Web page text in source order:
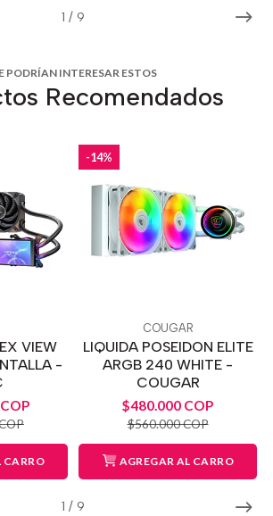
1 / 9
PODRÍAN INTERESAR ESTOS
Recomendados
1 / 9
VIEW
-
CARRO
-14%
COUGAR
LIQUIDA POSEIDON ELITE
ARGB 240 WHITE -
COUGAR
$480.000 COP
$560.000 COP
AGREGAR AL CARRO